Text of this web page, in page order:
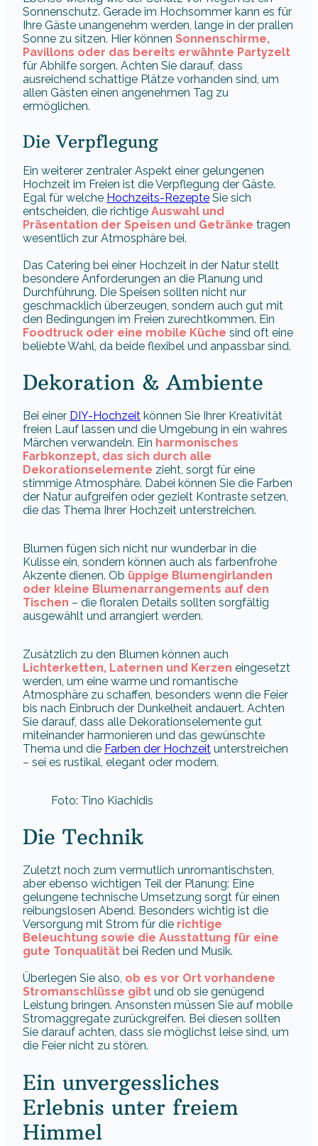
Sonnenschutz. Gerade im Hochsommer kann es für
Ihre Gäste unangenehm werden, lange in der prallen
Sonne zu sitzen. Hier können Sonnenschirme,
Pavillons oder das bereits erwähnte Partyzelt
für Abhilfe sorgen. Achten Sie darauf, dass
ausreichend schattige Plätze vorhanden sind, um
allen Gästen einen angenehmen Tag zu
ermöglichen.
Die Verpflegung
Ein weiterer zentraler Aspekt einer gelungenen
Hochzeit im Freien ist die Verpflegung der Gäste.
Egal für welche Hochzeits-Rezepte Sie sich
entscheiden, die richtige Auswahl und
Präsentation der Speisen und Getränke tragen
wesentlich zur Atmosphäre bei.
Das Catering bei einer Hochzeit in der Natur stellt
besondere Anforderungen an die Planung und
Durchführung. Die Speisen sollten nicht nur
geschmacklich überzeugen, sondern auch gut mit
den Bedingungen im Freien zurechtkommen. Ein
Foodtruck oder eine mobile Küche sind oft eine
beliebte Wahl, da beide flexibel und anpassbar sind.
Dekoration & Ambiente
Bei einer DIY-Hochzeit können Sie Ihrer Kreativität
freien Lauf lassen und die Umgebung in ein wahres
Märchen verwandeln. Ein harmonisches
Farbkonzept, das sich durch alle
Dekorationselemente zieht, sorgt für eine
stimmige Atmosphäre. Dabei können Sie die Farben
der Natur aufgreifen oder gezielt Kontraste setzen,
die das Thema Ihrer Hochzeit unterstreichen.
Blumen fügen sich nicht nur wunderbar in die
Kulisse ein, sondern können auch als farbenfrohe
Akzente dienen. Ob üppige Blumengirlanden
oder kleine Blumenarrangements auf den
Tischen – die floralen Details sollten sorgfältig
ausgewählt und arrangiert werden.
Zusätzlich zu den Blumen können auch
Lichterketten, Laternen und Kerzen eingesetzt
werden, um eine warme und romantische
Atmosphäre zu schaffen, besonders wenn die Feier
bis nach Einbruch der Dunkelheit andauert. Achten
Sie darauf, dass alle Dekorationselemente gut
miteinander harmonieren und das gewünschte
Thema und die Farben der Hochzeit unterstreichen
– sei es rustikal, elegant oder modern.
Foto: Tino Kiachidis
Die Technik
Zuletzt noch zum vermutlich unromantischsten,
aber ebenso wichtigen Teil der Planung: Eine
gelungene technische Umsetzung sorgt für einen
reibungslosen Abend. Besonders wichtig ist die
Versorgung mit Strom für die richtige
Beleuchtung sowie die Ausstattung für eine
gute Tonqualität bei Reden und Musik.
Überlegen Sie also, ob es vor Ort vorhandene
Stromanschlüsse gibt und ob sie genügend
Leistung bringen. Ansonsten müssen Sie auf mobile
Stromaggregate zurückgreifen. Bei diesen sollten
Sie darauf achten, dass sie möglichst leise sind, um
die Feier nicht zu stören.
Ein unvergessliches
Erlebnis unter freiem
Himmel